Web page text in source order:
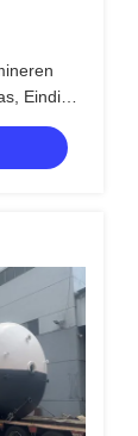
Eindige